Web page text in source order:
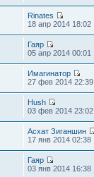
Rinates
18 апр 2014 18:02
Гаяр
05 апр 2014 00:01
Имагинатор
27 фев 2014 22:39
Hush
03 фев 2014 23:02
Асхат Зиганшин
17 янв 2014 02:38
Гаяр
03 янв 2014 16:38